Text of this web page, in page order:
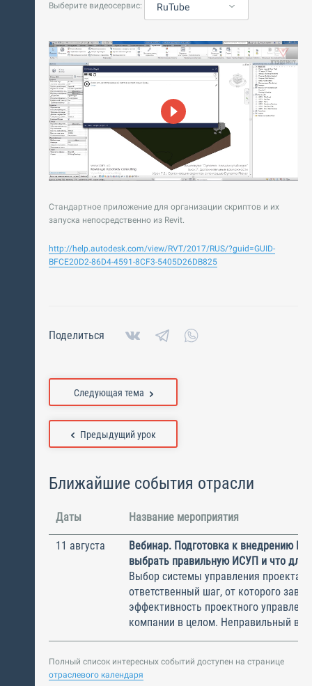
Выберите видеосервис: RuTube
Стандартное приложение для организации скриптов и их
запуска непосредственно из Revit.
http://help.autodesk.com/view/RVT/2017/RUS/?guid=GUID-
BFCE20D2-86D4-4591-8CF3-5405D26DB825
Поделиться
Предыдущий урок
Следующая тема
Ближайшие события отрасли
Даты Название мероприятия
11 августа
Вебинар. Подготовка к внедрению
выбрать правильную ИСУП и что для
Выбор системы управления
ответственный шаг, от которого
эффективность проектного
компании в целом. Неправильный
Полный список интересных событий доступен на странице
отраслевого календаря